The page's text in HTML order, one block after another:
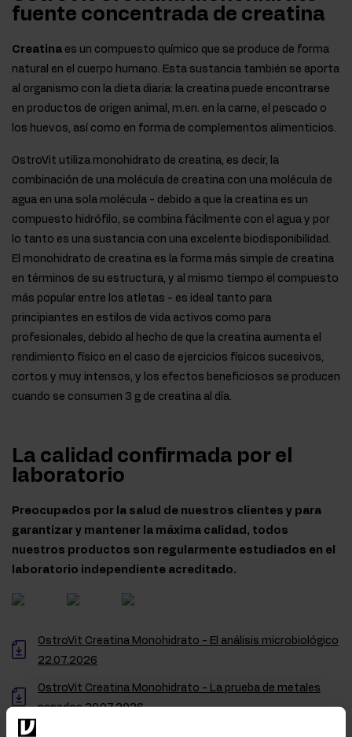
fuente concentrada de creatina
Creatina es un compuesto químico que se produce de forma
natural en el cuerpo humano. Esta sustancia también se aporta
al organismo con la dieta diaria: la creatina puede encontrarse
en productos de origen animal, m.en. en la carne, el pescado o
los huevos, así como en forma de complementos alimenticios.
OstroVit utiliza monohidrato de creatina, es decir, la
combinación de una molécula de creatina con una molécula de
agua en una sola molécula - debido a que la creatina es un
compuesto hidrófilo, se combina fácilmente con el agua y por
lo tanto es una sustancia con una excelente biodisponibilidad.
El monohidrato de creatina es la forma más simple de creatina
en términos de su estructura, y al mismo tiempo el compuesto
más popular entre los atletas - es ideal tanto para
principiantes en estilos de vida activos como para
profesionales, debido al hecho de que la creatina aumenta el
rendimiento físico en el caso de ejercicios físicos sucesivos,
cortos y muy intensos, y los efectos beneficiosos se producen
cuando se consumen 3 g de creatina al día.
La calidad confirmada por el
laboratorio
Preocupados por la salud de nuestros clientes y para
garantizar y mantener la máxima calidad, todos
nuestros productos son regularmente estudiados en el
laboratorio independiente acreditado.
OstroVit Creatina Monohidrato - El análisis microbiológico
22.07.2026
OstroVit Creatina Monohidrato - La prueba de metales
pesados 20.07.2026